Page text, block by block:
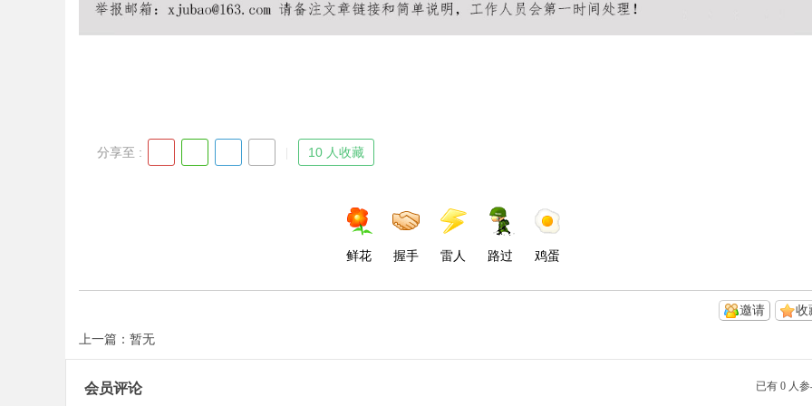
分享至 : 10 人收藏
鲜花 握手 雷人 路过 鸡蛋
收
邀请
上一篇：暂无
已有 0 人
会员评论